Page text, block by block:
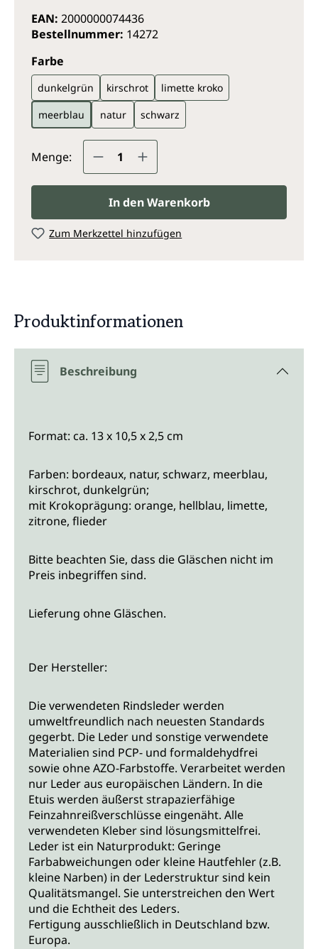
EAN: 2000000074436
Bestellnummer: 14272
Farbe
dunkelgrün kirschrot
limette kroko
meerblau
natur schwarz
Menge: Produkt Anzahl: Gib den
In den Warenkorb
Zum Merkzettel hinzufügen
Produktinformationen
Beschreibung
Format: ca. 13 x 10,5 x 2,5 cm
Farben: bordeaux, natur, schwarz, meerblau,
kirschrot, dunkelgrün;
mit Krokoprägung: orange, hellblau, limette,
zitrone, flieder
Bitte beachten Sie, dass die Gläschen nicht im
Preis inbegriffen sind.
Lieferung ohne Gläschen.
Der Hersteller:
Die verwendeten Rindsleder werden
umweltfreundlich nach neuesten Standards
gegerbt. Die Leder und sonstige verwendete
Materialien sind PCP- und formaldehydfrei
sowie ohne AZO-Farbstoffe. Verarbeitet werden
nur Leder aus europäischen Ländern. In die
Etuis werden äußerst strapazierfähige
Feinzahnreißverschlüsse eingenäht. Alle
verwendeten Kleber sind lösungsmittelfrei.
Leder ist ein Naturprodukt: Geringe
Farbabweichungen oder kleine Hautfehler (z.B.
kleine Narben) in der Lederstruktur sind kein
Qualitätsmangel. Sie unterstreichen den Wert
und die Echtheit des Leders.
Fertigung ausschließlich in Deutschland bzw.
Europa.